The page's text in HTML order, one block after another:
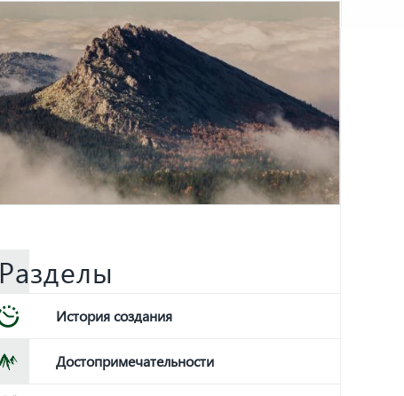
Разделы
История создания
Достопримечательности